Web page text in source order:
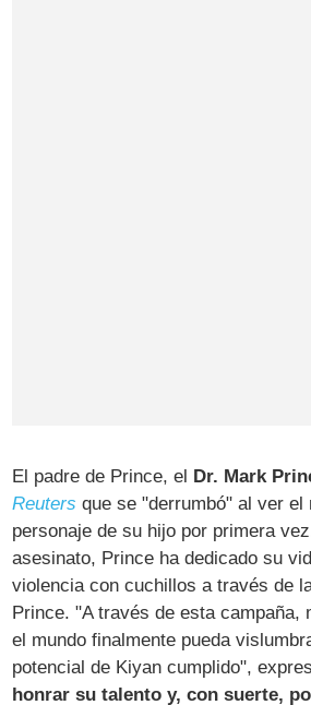
El padre de Prince, el Dr. Mark
Reuters que se "derrumbó" al ver el
personaje de su hijo por primera
asesinato, Prince ha dedicado su
violencia con cuchillos a través de
Prince. "A través de esta campaña,
el mundo finalmente pueda
potencial de Kiyan cumplido",
honrar su talento y, con suerte,